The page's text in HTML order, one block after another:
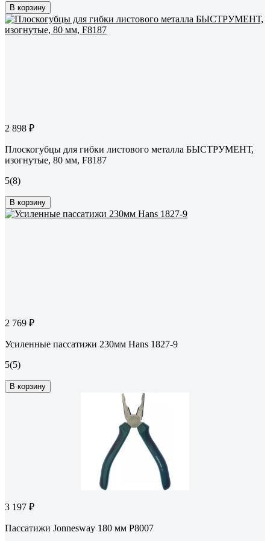
В корзину
2 898 ₽
Плоскогубцы для гибки листового металла БЫСТРУМЕНТ,
изогнутые, 80 мм, F8187
5(8)
В корзину
2 769 ₽
Усиленные пассатижи 230мм Hans 1827-9
5(5)
В корзину
3 197 ₽
Пассатижи Jonnesway 180 мм P8007